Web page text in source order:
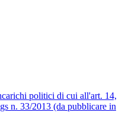
politici di cui all'art. 14,
n. 33/2013 (da pubblicare in